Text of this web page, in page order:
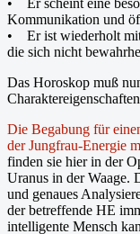
• Er scheint eine
Kommunikation und
• Er ist wiederholt mit
die sich nicht
Das Horoskop muß
Die Begabung für
der Jungfrau-Energie
finden sie hier in der
Uranus in der Waage.
und genaues
der betreffende HE
intelligente Mensch